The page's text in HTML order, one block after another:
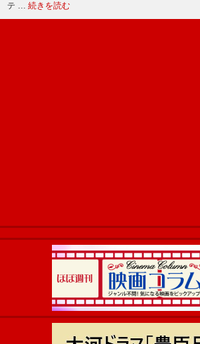
テ … 続きを読む